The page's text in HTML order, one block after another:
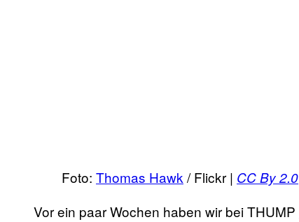
Foto: Thomas Hawk / Flickr | CC By 2.0
Vor ein paar Wochen haben wir bei THUMP